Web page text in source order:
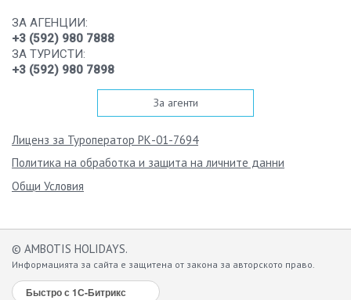
ЗА АГЕНЦИИ:
+3 (592) 980 7888
ЗА ТУРИСТИ:
+3 (592) 980 7898
За агенти
Лиценз за Туроператор РК-01-7694
Политика на обработка и защита на личните данни
Общи Условия
© AMBOTIS HOLIDAYS.
Информацията за сайта е защитена от закона за авторското право.
Быстро с 1С-Битрикс